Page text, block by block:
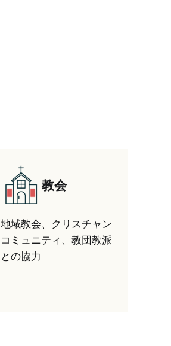
教会
地域教会、クリスチャン
コミュニティ、教団教派
との協力